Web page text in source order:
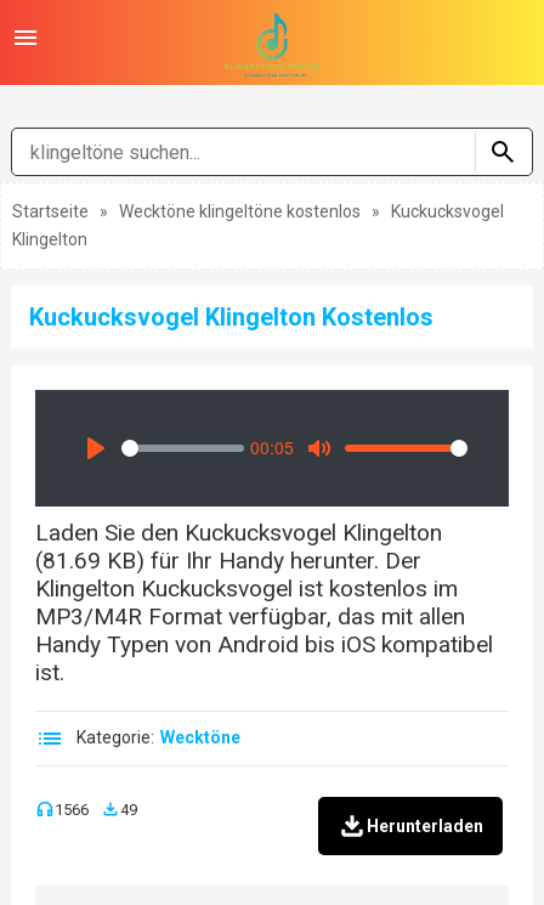
Startseite » Wecktöne klingeltöne kostenlos »
Kuckucksvogel
Klingelton
Kuckucksvogel Klingelton Kostenlos
Seek
00:05
Volume
Laden Sie den Kuckucksvogel Klingelton
(81.69 KB) für Ihr Handy herunter. Der
Klingelton Kuckucksvogel ist kostenlos im
MP3/M4R Format verfügbar, das mit allen
Handy Typen von Android bis iOS kompatibel
ist.
Kategorie: Wecktöne
1566 49
Herunterladen